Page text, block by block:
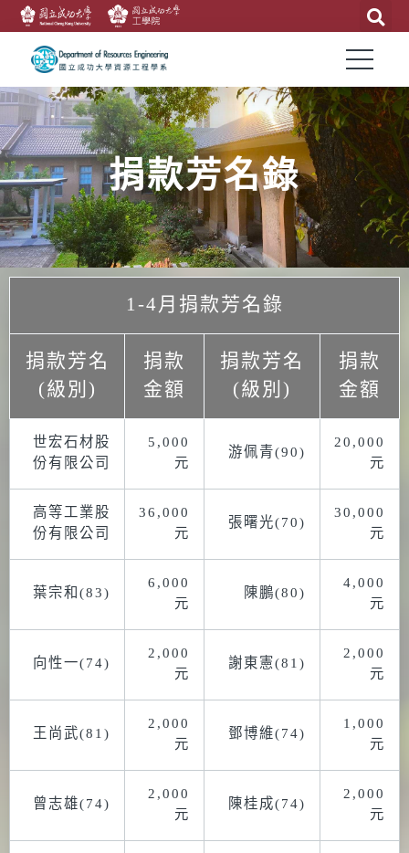
捐款芳名錄
1-4月捐款芳名錄
捐款芳名
(級別)
捐款
金額
捐款芳名
(級別)
捐款
金額
世宏石材股
份有限公司
5,000
元
游佩青(90)
20,000
元
高等工業股
份有限公司
36,000
元
張曙光(70)
30,000
元
葉宗和(83)
6,000
元
陳鵬(80)
4,000
元
向性一(74)
2,000
元
謝東憲(81)
2,000
元
王尚武(81)
2,000
元
鄧博維(74)
1,000
元
曾志雄(74)
2,000
元
陳桂成(74)
2,000
元